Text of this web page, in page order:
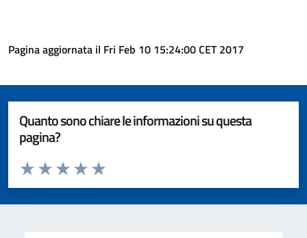
Pagina aggiornata il Fri Feb 10 15:24:00 CET 2017
Quanto sono chiare le informazioni su questa
pagina?
Valuta da 1 a 5 stelle la pagina
Valuta 5 stelle su 5
Valuta 4 stelle su 5
Valuta 3 stelle su 5
Valuta 2 stelle su 5
Valuta 1 stelle su 5